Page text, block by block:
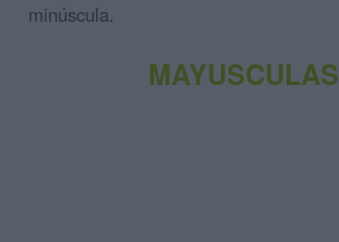
minúscula.
MAYUSCULAS